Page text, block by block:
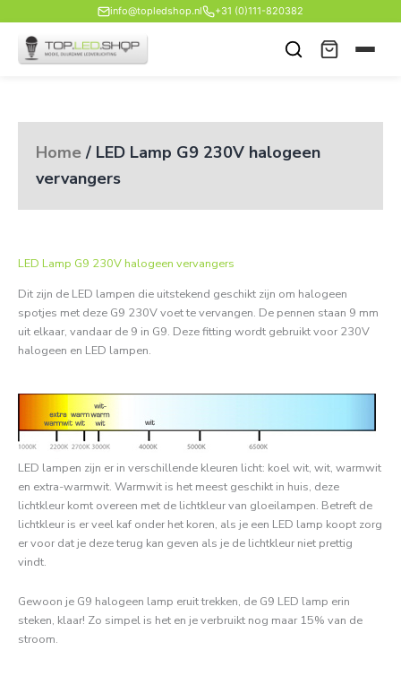
naar
inhoud
info@topledshop.nl +31 (0)111-820382
Home/ LED Lamp G9 230V halogeen
vervangers
LED Lamp G9 230V halogeen vervangers
Dit zijn de LED lampen die uitstekend geschikt zijn om halogeen
spotjes met deze G9 230V voet te vervangen. De pennen staan 9 mm
uit elkaar, vandaar de 9 in G9. Deze fitting wordt gebruikt voor 230V
halogeen en LED lampen.
LED lampen zijn er in verschillende kleuren licht: koel wit, wit, warmwit
en extra-warmwit. Warmwit is het meest geschikt in huis, deze
lichtkleur komt overeen met de lichtkleur van gloeilampen. Betreft de
lichtkleur is er veel kaf onder het koren, als je een LED lamp koopt zorg
er voor dat je deze terug kan geven als je de lichtkleur niet prettig
vindt.
Gewoon je G9 halogeen lamp eruit trekken, de G9 LED lamp erin
steken, klaar! Zo simpel is het en je verbruikt nog maar 15% van de
stroom.